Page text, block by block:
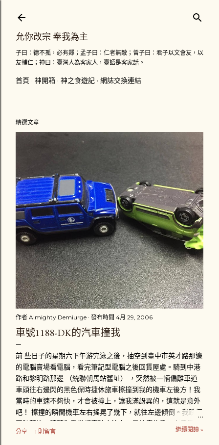
允你改宗 奉我為主
子曰：德不孤，必有鄰；孟子曰：仁者無敵；曾子曰：君子以文會友，以
友輔仁；神曰：臺灣人為客家人，臺語是客家話。
首頁 神開箱 神之食遊記 網誌交換連結
精選文章
作者 Almighty Demiurge 發布時間 4月 29, 2006
車號1188-DK的汽車撞我
前 些日子的星期六下午游完泳之後，抽空到臺中市英才路那邊
的電腦賣場看電腦，看完筆記型電腦之後回賃屋處。騎到中港
路和黎明路那邊 （統聯朝馬站舊址） ，突然被一輛偏離車道
車頭往右邊閃的黑色保時捷休旅車擦撞到我的機車左後方！我
當時的車速不夠快，才會被撞上，讓我滿訝異的，這就是意外
吧！ 擦撞的瞬間機車左右搖晃了幾下，就往左邊傾倒。我跌個
四肢著地，膝蓋和手掌都磨破皮流血，最怕痛的我一次擦傷好
幾個部位，真是給我「賺到」了。趴在地上後，忍著疼痛立刻
分享 1 則留言 繼續閱讀 »